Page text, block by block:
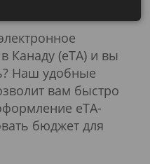
Канаду (eTA) и вы
Наш удобные
вам быстро
eTA-
бюджет для